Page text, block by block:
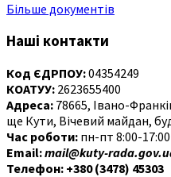
Більше документів
Наші контакти
Код ЄДРПОУ:04354249
КОАТУУ: 2623655400
Адреса: 78665, Івано-
ще Кути, Вічевий майдан,
Час роботи: пн-пт 8:00-17:00
Email:mail@kuty-
Телефон: +380 (3478) 45303